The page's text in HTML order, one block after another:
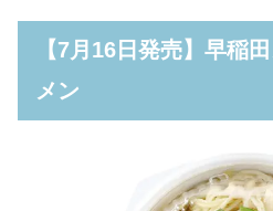
【7月16日発売】早稲
メン